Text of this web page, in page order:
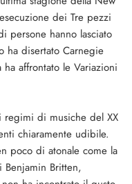
dei Tre pezzi
persone hanno lasciato
ha disertato Carnegie
affrontato le Variazioni
hanno fatto un uso massiccio della pubblicità, e i critici hanno circondato di un alone romantico artisti quali Pollock e altri, rappresentandoli come eroi solitari. Così si è fatta strada l’ idea che i musei possano essere concepiti come luoghi di avventure intellettuali. In occasione di una recente visita al MoMa sono stato colpito da una scritta all’ ingresso, che recitava: «Essere parte di qualcosa di brillante, elettrizzante, radicale, curioso, nitido, dinamico… turbolento, visionario, drammatico, attuale, provocatorio, impavido…». Oggi nessuna orchestra importante potrebbe o vorrebbe descriversi in termini analoghi. Ma qualche organizzazione si sta muovendo in questo senso (…). I giovani accorrono a migliaia alle serate MusicNOW offerte dalla Chicago Symphony, che accortamente ha incluso nel biglietto uno spuntino a base di pizza e birra. A Londra una folla elettrizzata ha preso d’ assalto il Southbank Centre o The Barbican per le serate di Edgard Varèse, Iannis Xenakis, Luigi Nonoo Karlheinz Stockhausen. Ma anche a New York la situazione nonè poi disperata. Alan Gilbert, che dalla scorsa stagione dirige la New York Philharmonic’ s, ha avuto uno straordinario successo con proposte indigeste come Le Grand Macabre di Ligeti, Amériques di Varèse e ancora, all’ inizio della stagione, Kraft di Magnus Lindberg. Gli osservatori di lungo corso non credevano ai loro occhi davanti agli applausi tributati dal pubblico degli abbonati a questo brano di Lindberg, praticamente atonale dall’ inizio alla fine, che prevede l’ uso di parti di automobili dismesse come percussioni. A fare la differenza è stata la capacità di Gilbert di prendere per mano il pubblico per guidarlo in nuovi territori: nel corso di una mini-conferenza non priva di autoironia, ha illustrato la struttura del brano ponendo in luce i suoi punti salienti, e ha saputo dare al pubblico la sensazione che chi avesse lasciato la sala si sarebbe perso qualcosa di irripetibile. Il gusto musicale è sempre acquisito; e nessun tipo di musica può piacere ovunque. Alcuni mesi fa il blogger Proper Discord notava che l’ album più venduto in America nel corso di quella settimana, il pop medley di Katy Perry Teenage Dream, era stato acquistato solo da un cittadino su 1.600. Certo, alcuni generi sono più popolari di altri, ma i gusti individuali possono cambiare in maniera drastica. Quand’ ero giovane amavo il repertorio del XVIII e del XIX secolo e non quello del XX, classico o pop. Ma una volta compresa la forza della dissonanza, ho compiuto il percorso da Schoenberg a Messiaen a Xenakis, inseguendo la pista dei rumori fino alle sonorità post-punk dei Sonic Youth. D’ altra parte, a qualcuno dei miei contemporanei è accaduto di scoprire la musica classica con un procedimento inverso, iniziando non da Mozart ma da Steve Reich o Arvo Pärt. Per formare il pubblico di domani le istituzioni musicali dovrebbero rafforzare il loro impegno per la costruzione di ponti inaspettati tra generi diversi. C’ è una nozione che va decisamente respinta: quella che vede nella musica classica una fonte sicura di bellezza consolatoria – qualcosa come uno spa treatment, un trattamento rigenerante per anime stanche. Atteggiamenti del genere offendono non solo i compositori del XX secolo, ma anche i classici che si pretende di amare. Immagino l’ ira di Beethoven, se qualcuno gli avesse detto che un giorno la sua musica sarebbe stata diffusa nelle stazioni ferroviarie per sedare i pendolari e allontanare i delinquenti. Familiarizzarsi con compositori quali Berg e Ligeti porta a scoprire nuove dimensioni anche in Mozart e in Beethoven: e ciò vale sia per il pubblico che per gli esecutori. Per troppo tempo abbiamo rinchiuso i maestri classici in una gabbia d’ oro; è venuto il momento di aprirla. (Traduzione di Elisabetta Horvat) © Alex Ross/Guardian News & Media Ltd Questa: perché lo stesso pubblico che apprezza la bellezza di un Pollock non riesce ad apprezzare la bellezza di uno Schoenberg? Perché la